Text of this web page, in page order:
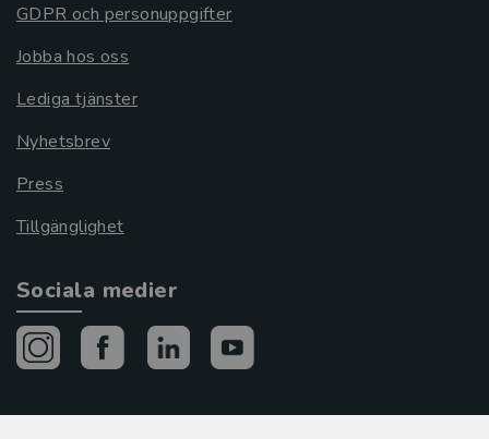
GDPR och personuppgifter
Jobba hos oss
Lediga tjänster
Nyhetsbrev
Press
Tillgänglighet
Sociala medier